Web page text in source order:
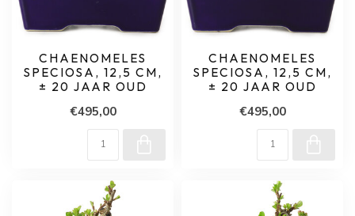
CHAENOMELES
SPECIOSA, 12,5 CM,
± 20 JAAR OUD
€495,00
CHAENOMELES
SPECIOSA, 12,5 CM,
± 20 JAAR OUD
€495,00